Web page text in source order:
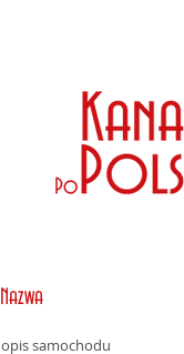
Nazwa
opis samochodu